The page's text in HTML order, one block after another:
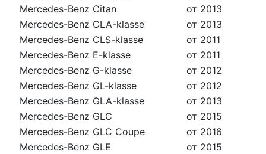
Mercedes-Benz Citan
от 2013
Mercedes-Benz CLA-klasse
от 2013
Mercedes-Benz CLS-klasse
от 2011
Mercedes-Benz E-klasse
от 2011
Mercedes-Benz G-klasse
от 2012
Mercedes-Benz GL-klasse
от 2012
Mercedes-Benz GLA-klasse
от 2013
Mercedes-Benz GLC
от 2015
Mercedes-Benz GLC Coupe
от 2016
Mercedes-Benz GLE
от 2015